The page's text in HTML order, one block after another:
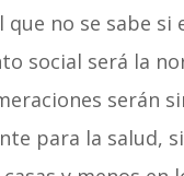
no se sabe si
social será la
serán
para la salud,